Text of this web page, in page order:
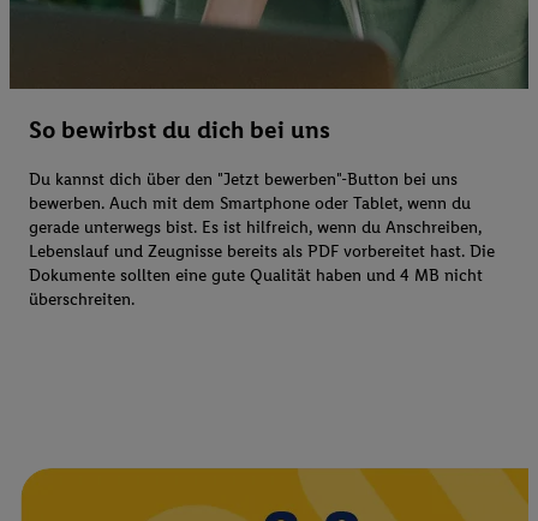
So bewirbst du dich bei uns
Du kannst dich über den "Jetzt bewerben"-Button bei uns
bewerben. Auch mit dem Smartphone oder Tablet, wenn du
gerade unterwegs bist. Es ist hilfreich, wenn du Anschreiben,
Lebenslauf und Zeugnisse bereits als PDF vorbereitet hast. Die
Dokumente sollten eine gute Qualität haben und 4 MB nicht
überschreiten.